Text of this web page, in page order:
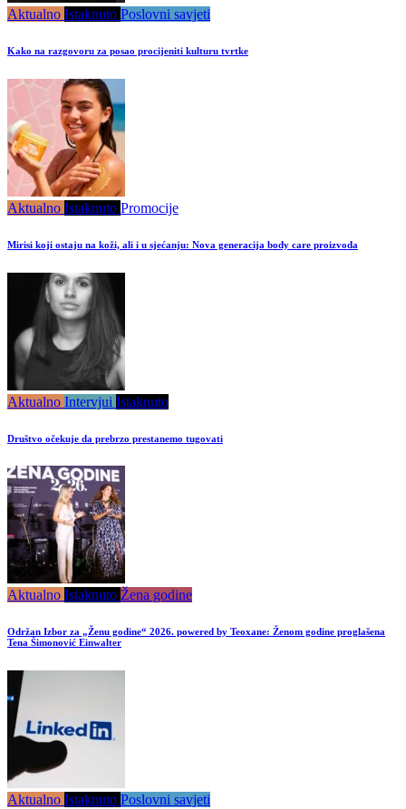
Aktualno Istaknuto Poslovni savjeti
Kako na razgovoru za posao procijeniti kulturu tvrtke
Aktualno Istaknuto Promocije
Mirisi koji ostaju na koži, ali i u sjećanju: Nova generacija body care proizvoda
Aktualno Intervjui Istaknuto
Društvo očekuje da prebrzo prestanemo tugovati
Aktualno Istaknuto Žena godine
Održan Izbor za „Ženu godine“ 2026. powered by Teoxane: Ženom godine proglašena
Tena Šimonović Einwalter
Aktualno Istaknuto Poslovni savjeti